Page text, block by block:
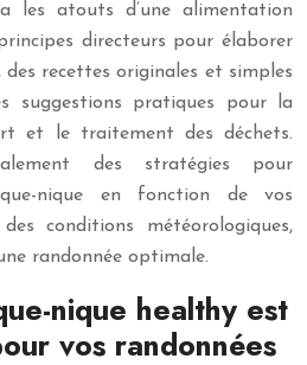
les atouts d’une alimentation
directeurs pour élaborer
recettes originales et simples
suggestions pratiques pour la
et le traitement des déchets.
des stratégies pour
nique en fonction de vos
conditions météorologiques,
randonnée optimale.
nique healthy est
vos randonnées